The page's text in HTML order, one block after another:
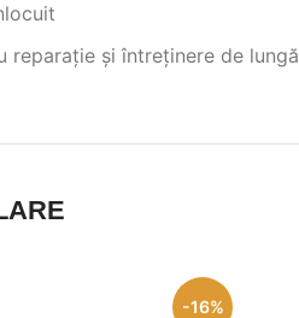
reparație și întreținere de
-16%